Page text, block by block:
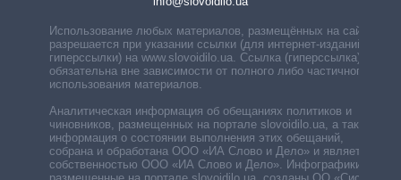
Использование любых материалов, размещённых на сайте,
разрешается при указании ссылки (для интернет-изданий —
гиперссылки) на www.slovoidilo.ua. Ссылка (гиперссылка)
обязательна вне зависимости от полного либо частичного
использования материалов.
Аналитическая информация об обещаниях политиков и
чиновников, размещенных на портале slovoidilo.ua, а также
информация о состоянии выполнения этих обещаний,
собрана и обработана ООО «ИА Слово и Дело» и является
собственностью ООО «ИА Слово и Дело». Инфографики,